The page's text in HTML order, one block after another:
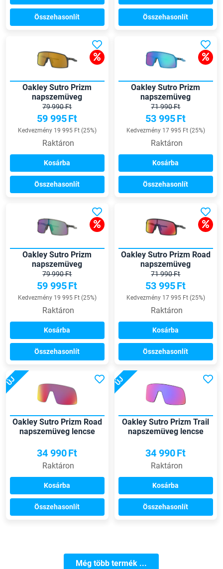
Összehasonlít Összehasonlít
Oakley Sutro Prizm
napszemüveg
79 990 Ft
59 995Ft
Kedvezmény 19 995 Ft (25%)
Raktáron
Kosárba
Összehasonlít
Oakley Sutro Prizm
napszemüveg
71 990 Ft
53 995Ft
Kedvezmény 17 995 Ft (25%)
Raktáron
Kosárba
Összehasonlít
Oakley Sutro Prizm
napszemüveg
79 990 Ft
59 995Ft
Kedvezmény 19 995 Ft (25%)
Raktáron
Kosárba
Összehasonlít
Oakley Sutro Prizm Road
napszemüveg
71 990 Ft
53 995Ft
Kedvezmény 17 995 Ft (25%)
Raktáron
Kosárba
Összehasonlít
ÚJ
Oakley Sutro Prizm Road
napszemüveg lencse
34 990Ft
Raktáron
Kosárba
Összehasonlít
ÚJ
Oakley Sutro Prizm Trail
napszemüveg lencse
34 990Ft
Raktáron
Kosárba
Összehasonlít
Még több termék ...